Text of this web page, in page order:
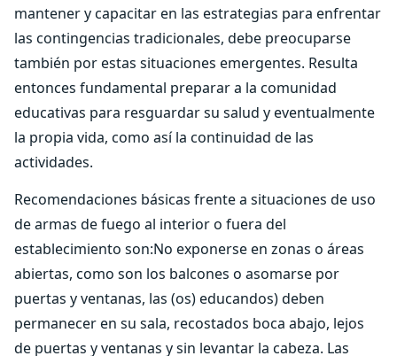
mantener y capacitar en las estrategias para enfrentar
las contingencias tradicionales, debe preocuparse
también por estas situaciones emergentes. Resulta
entonces fundamental preparar a la comunidad
educativas para resguardar su salud y eventualmente
la propia vida, como así la continuidad de las
actividades.
Recomendaciones básicas frente a situaciones de uso
de armas de fuego al interior o fuera del
establecimiento son:No exponerse en zonas o áreas
abiertas, como son los balcones o asomarse por
puertas y ventanas, las (os) educandos) deben
permanecer en su sala, recostados boca abajo, lejos
de puertas y ventanas y sin levantar la cabeza. Las